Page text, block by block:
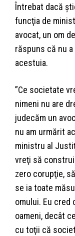
Întrebat dacă
funcţia de
avocat, un om
răspuns că nu
acestuia.
”Ce societate
nimeni nu are
judecăm un
nu am urmărit
ministru al
vreţi să
zero corupţie,
se ia toate
omului. Eu cred
oameni, decât
cu toţii că